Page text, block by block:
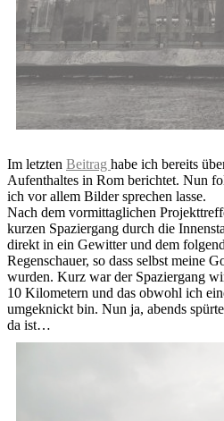
Im letzten Beitrag habe ich bereits
Aufenthaltes in Rom berichtet. Nun
ich vor allem Bilder sprechen lasse.
Nach dem vormittaglichen
kurzen Spaziergang durch die
direkt in ein Gewitter und dem
Regenschauer, so dass selbst meine
wurden. Kurz war der Spaziergang
10 Kilometern und das obwohl ich
umgeknickt bin. Nun ja, abends
da ist…